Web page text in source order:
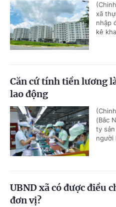
xã
nhập
kê
Căn cứ tính tiền lương
lao động
(Bắc
ty
người
UBND xã có được điều
đơn vị?